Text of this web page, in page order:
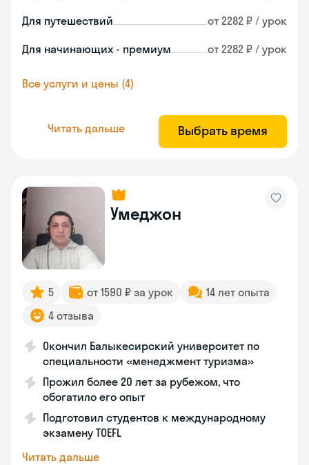
Для путешествий от 2282 ₽ / урок
Для начинающих - премиум от 2282 ₽ / урок
Все услуги и цены (4)
Читать дальше Выбрать время
Умеджон
5 от 1590 ₽ за урок
14 лет опыта
4 отзыва
Окончил Балыкесирский университет по
специальности «менеджмент туризма»
Прожил более 20 лет за рубежом, что
обогатило его опыт
Подготовил студентов к международному
экзамену TOEFL
Читать дальше